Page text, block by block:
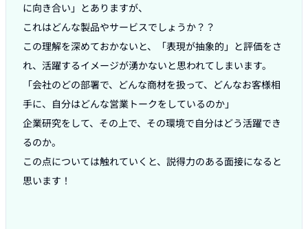
に向き合い」とありますが、
これはどんな製品やサービスでしょうか？？
この理解を深めておかないと、「表現が抽象的」と評価をさ
れ、活躍するイメージが湧かないと思われてしまいます。
「会社のどの部署で、どんな商材を扱って、どんなお客様相
手に、自分はどんな営業トークをしているのか」
企業研究をして、その上で、その環境で自分はどう活躍でき
るのか。
この点については触れていくと、説得力のある面接になると
思います！